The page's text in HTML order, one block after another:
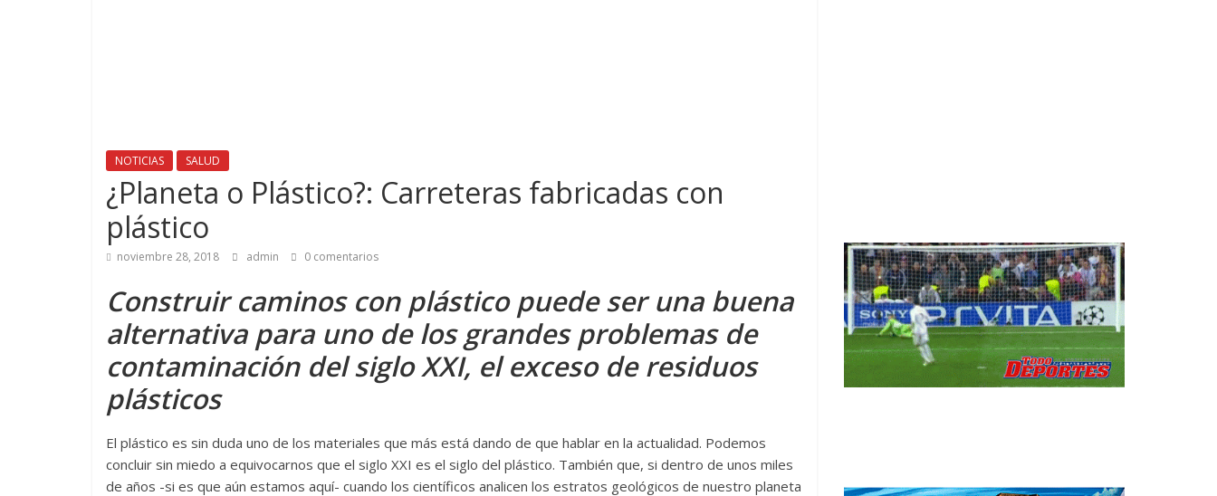
NOTICIAS SALUD
¿Planeta o Plástico?: Carreteras fabricadas con
plástico
noviembre 28, 2018 admin 0 comentarios
Construir caminos con plástico puede ser una buena
alternativa para uno de los grandes problemas de
contaminación del siglo XXI, el exceso de residuos
plásticos
El plástico es sin duda uno de los materiales que más está dando de que hablar en la actualidad. Podemos
concluir sin miedo a equivocarnos que el siglo XXI es el siglo del plástico. También que, si dentro de unos miles
de años -si es que aún estamos aquí- cuando los científicos analicen los estratos geológicos de nuestro planeta